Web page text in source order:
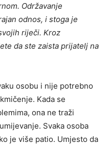
Održavanje
odnos, i stoga je
riječi. Kroz
da ste zaista prijatelj na
osobu i nije potrebno
Kada se
ona ne traži
Svaka osoba
je više patio. Umjesto da